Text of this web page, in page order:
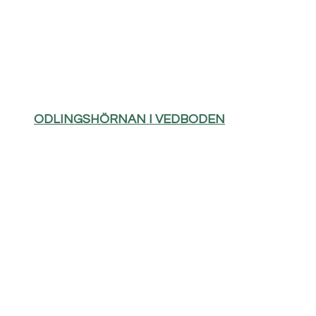
ODLINGSHÖRNAN I VEDBODEN